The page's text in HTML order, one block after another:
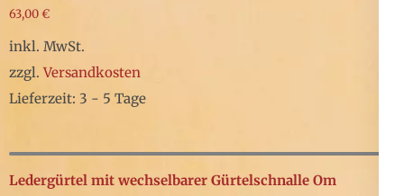
gewählt
werden
mehrere
Varianten
auf.
Die
63,00€
inkl. MwSt.
zzgl.Versandkosten
Lieferzeit: 3 - 5 Tage
Produkt
weist
Ledergürtel mit wechselbarer Gürtelschnalle Om